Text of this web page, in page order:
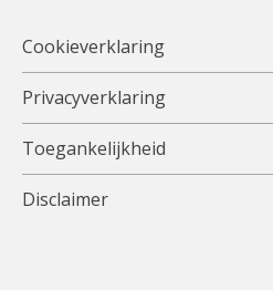
Cookieverklaring
Privacyverklaring
Toegankelijkheid
Disclaimer